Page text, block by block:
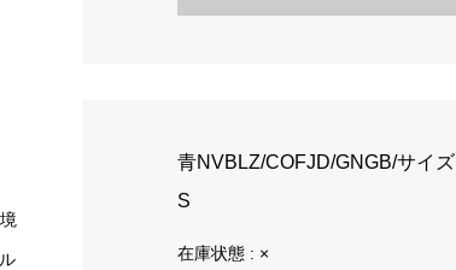
青NVBLZ/COFJD/GNGB/サイズ
S
在庫状態 : ×